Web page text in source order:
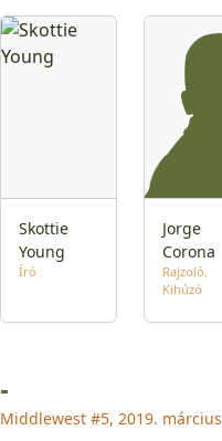
Skottie
Young
Író
Jorge
Corona
Rajzoló
Kihúzó
-
Middlewest #5, 2019. március